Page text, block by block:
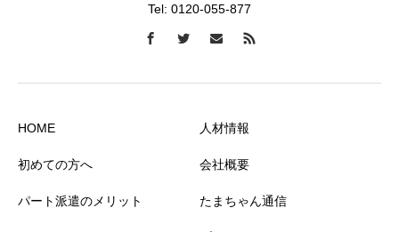
Tel: 0120-055-877
HOME
初めての方へ
パート派遣のメリット
人材情報
会社概要
たまちゃん通信